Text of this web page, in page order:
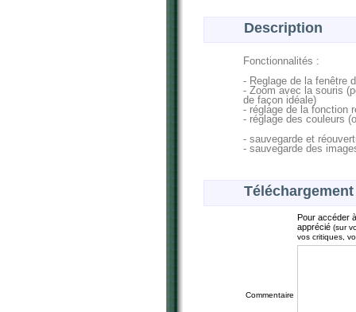
Description
Fonctionnalités :
- Reglage de la fenêtre
- Zoom avec la souris
de façon idéale)
- réglage de la fonction
- réglage des couleurs
- sauvegarde et
- sauvegarde des
Téléchargement
Pour accéder
apprécié (sur
vos critiques,
Commentaire